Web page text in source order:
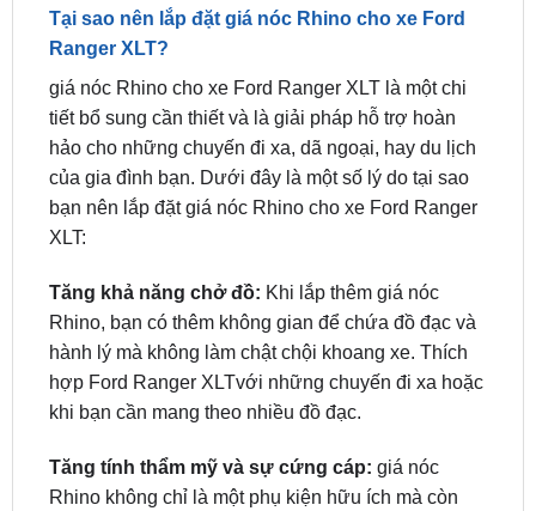
giá nóc Rhino cho xe Ford Ranger XLT là một chi
tiết bổ sung cần thiết và là giải pháp hỗ trợ hoàn
hảo cho những chuyến đi xa, dã ngoại, hay du lịch
của gia đình bạn. Dưới đây là một số lý do tại sao
bạn nên lắp đặt giá nóc Rhino cho xe Ford Ranger
XLT:
Tăng khả năng chở đồ:
hành lý mà không làm chật chội khoang xe. Thích
hợp Ford Ranger XLTvới những chuyến đi xa hoặc
khi bạn cần mang theo nhiều đồ đạc.
Tăng tính thẩm mỹ và sự cứng cáp:
làm tăng thêm vẻ đẹp ngoại hình và sự cứng cáp
cho chiếc xe. giá nóc Rhino có thể làm cho chiếc xe